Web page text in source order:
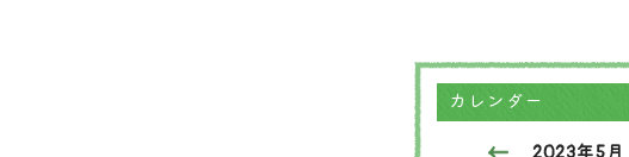
カレンダー
2023年5月